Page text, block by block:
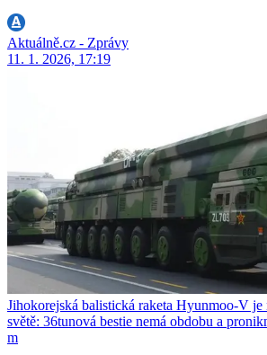
Aktuálně.cz - Zprávy
11. 1. 2026, 17:19
Jihokorejská balistická raketa Hyunmoo-V je
světě: 36tunová bestie nemá obdobu a
m